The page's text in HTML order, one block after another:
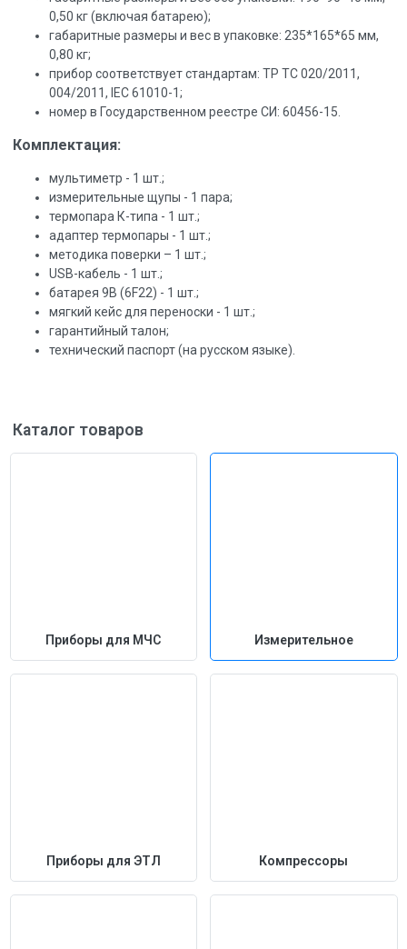
0,50 кг (включая батарею);
габаритные размеры и вес в упаковке: 235*165*65 мм,
0,80 кг;
прибор соответствует стандартам: ТР ТС 020/2011,
004/2011, IEC 61010-1;
номер в Государственном реестре СИ: 60456-15.
Комплектация:
мультиметр - 1 шт.;
измерительные щупы - 1 пара;
термопара К-типа - 1 шт.;
адаптер термопары - 1 шт.;
методика поверки – 1 шт.;
USB-кабель - 1 шт.;
батарея 9В (6F22) - 1 шт.;
мягкий кейс для переноски - 1 шт.;
гарантийный талон;
технический паспорт (на русском языке).
Каталог товаров
Приборы для МЧС Измерительное
Приборы для ЭТЛ Компрессоры